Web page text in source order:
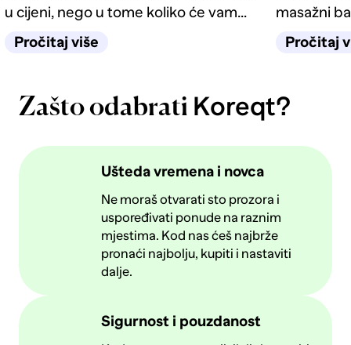
u cijeni, nego u tome koliko će vam
život u kuhinji biti jednostavan
Pročitaj više
masažni
Pročitaj
Zašto odabrati Koreqt?
Ušteda vremena i novca
Ne moraš otvarati sto prozora i
uspoređivati ponude na raznim
mjestima. Kod nas ćeš najbrže
pronaći najbolju, kupiti i nastaviti
dalje.
Sigurnost i pouzdanost